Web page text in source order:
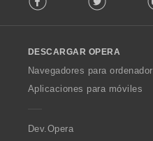
w
O
p
a
DESCARGAR OPERA
Navegadores para ordenador
Aplicaciones para móviles
Dev.Opera